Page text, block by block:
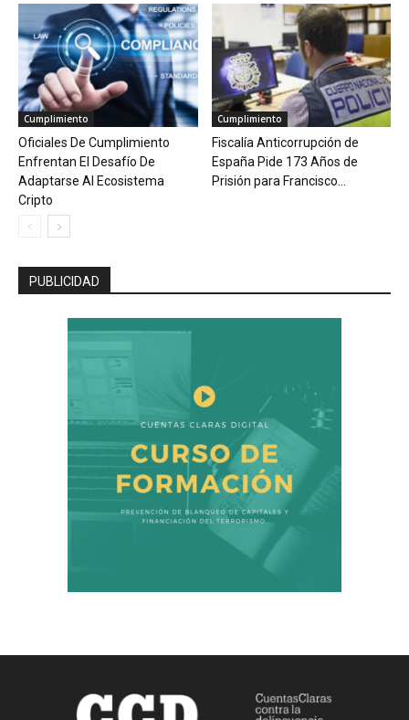
Cumplimiento
Oficiales De Cumplimiento
Enfrentan El Desafío De
Adaptarse Al Ecosistema
Cripto
Cumplimiento
Fiscalía Anticorrupción de
España Pide 173 Años de
Prisión para Francisco...
PUBLICIDAD